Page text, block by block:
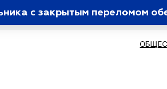
с закрытым переломом